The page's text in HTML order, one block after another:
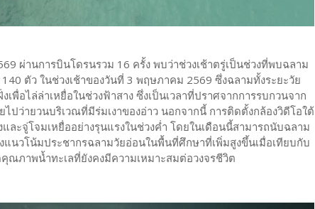
ผ่านการบินโดรนรวม 16 ครั้ง พบว่าช่วงเช้าตรู่เป็นช่วงที่พบฉลาม
ตัว ในช่วงเช้าของวันที่ 3 พฤษภาคม 2569 ซึ่งฉลามทั้งระยะวัย
พื่อไล่ล่าเหยื่อในช่วงฟ้าสาง ซึ่งเป็นเวลาที่ปราศจากการรบกวนจาก
ปว่ายวนบริเวณที่มีร่มเงาของอ่าว นอกจากนี้ การติดตั้งกล้องวิดีโอใต้
ละจู่โจมเหยื่ออย่างรุนแรงในช่วงค่ำ โดยในเดือนนี้สามารถนับฉลาม
แนวโน้มประชากรฉลามวัยอ่อนในพื้นที่ศึกษาที่เพิ่มสูงขึ้นเมื่อเทียบกับ
ณภาพน้ำทะเลที่ยังคงมีความเหมาะสมต่อวงจรชีวิต